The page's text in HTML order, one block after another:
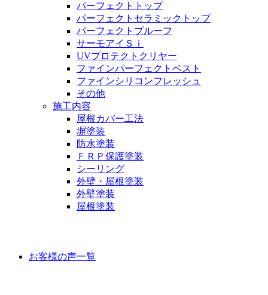
パーフェクトトップ
パーフェクトセラミックトップ
パーフェクトプルーフ
サーモアイＳｉ
UVプロテクトクリヤー
ファインパーフェクトベスト
ファインシリコンフレッシュ
その他
施工内容
屋根カバー工法
塀塗装
防水塗装
ＦＲＰ保護塗装
シーリング
外壁・屋根塗装
外壁塗装
屋根塗装
お客様の声一覧